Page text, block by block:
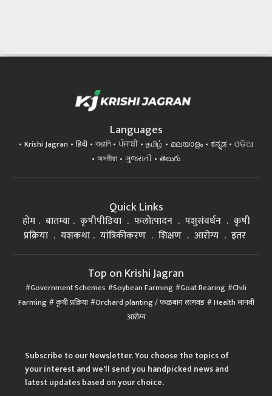
Languages
Krishi Jagran हिंदी বাঙালি ਪੰਜਾਬੀ தமிழ் മലയാളം ಕನ್ನಡ
ଓଡିଆ
অসমীয়া
ગુજરાતી తెలుగు
Quick Links
होम बातम्या कृषीपीडिया फलोत्पादन पशुसंवर्धन
कृषी
प्रक्रिया
यशकथा यांत्रिकीकरण शिक्षण आरोग्य इतर
Top on Krishi Jagran
Government Schemes Soybean Farming Goat Rearing Chili
Farming कृषी प्रक्रिया Orchard planting / फळबाग लागवड Health मानवी
आरोग्य
Subscribe to our Newsletter. You choose the topics of
your interest and we'll send you handpicked news and
latest updates based on your choice.